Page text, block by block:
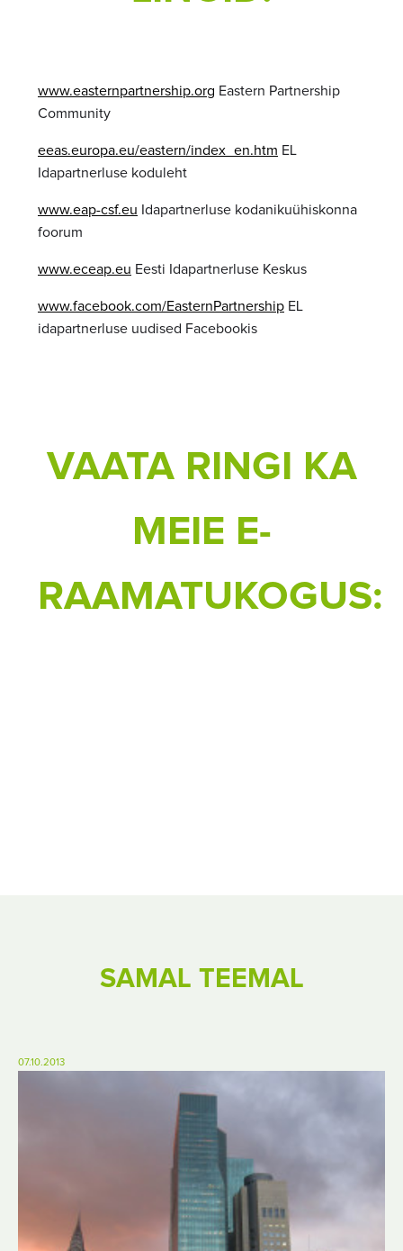
www.easternpartnership.org Eastern Partnership
Community
eeas.europa.eu/eastern/index_en.htm EL
Idapartnerluse koduleht
www.eap-csf.eu Idapartnerluse kodanikuühiskonna
foorum
www.eceap.eu Eesti Idapartnerluse Keskus
www.facebook.com/EasternPartnership EL
idapartnerluse uudised Facebookis
VAATA RINGI KA
MEIE E-
RAAMATUKOGUS:
SAMAL TEEMAL
07.10.2013